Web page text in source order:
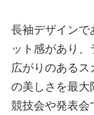
長袖デザインで
ット感があり、
広がりのある
の美しさを最大
競技会や発表会